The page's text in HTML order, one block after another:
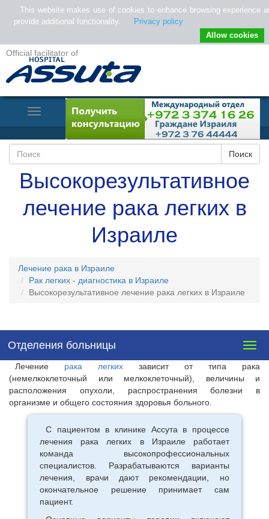
Official facilitator of
Toggle
Navigation
Высокорезультативное
лечение рака легких в
Израиле
Лечение рака в Израиле
Рак легких - диагностика в Израиле
Высокорезультативное лечение рака легких в Израиле
Отделения больницы
Лечение рака легких зависит от типа рака
(немелкоклеточный или мелкоклеточный), величины и
расположения опухоли, распространения болезни в
организме и общего состояния здоровья больного.
С пациентом в клинике Ассута в процессе
лечения рака легких в Израиле работает
команда высокопрофессиональных
специалистов. Разрабатываются варианты
лечения, врачи дают рекомендации, но
окончательное решение принимает сам
пациент.
This website makes use of cookies to enhance browsing experience
provide additional functionality.
Privacy policy
Allow cookies